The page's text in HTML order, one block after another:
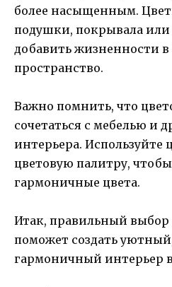
более насыщенным.
подушки, покрывала или
добавить жизненности
пространство.
Важно помнить, что
сочетаться с мебелью и
интерьера. Используйте
цветовую палитру,
гармоничные цвета.
Итак, правильный
поможет создать
гармоничный интерьер